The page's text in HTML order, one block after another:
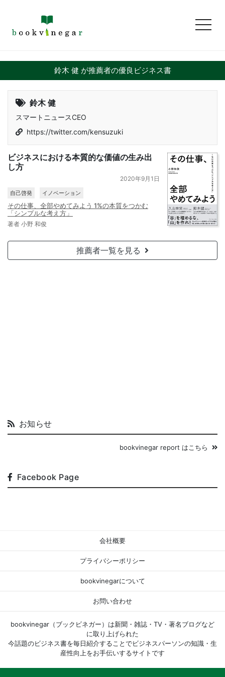
鈴木 健 が推薦者の優良ビジネス書
鈴木 健
スマートニュースCEO
https://twitter.com/kensuzuki
ビジネスにおける本質的な価値の生み出
し方
2020年9月1日
自己啓発 イノベーション
その仕事、全部やめてみよう 1%の本質をつかむ
「シンプルな考え方」
著者 小野 和俊
推薦者一覧を見る
お知らせ
bookvinegar report はこちら
Facebook Page
会社概要
プライバシーポリシー
bookvinegarについて
お問い合わせ
bookvinegar（ブックビネガー）は新聞・雑誌・TV・著名ブログなど
に取り上げられた
今話題のビジネス書を毎日紹介することでビジネスパーソンの知識・生
産性向上をお手伝いするサイトです